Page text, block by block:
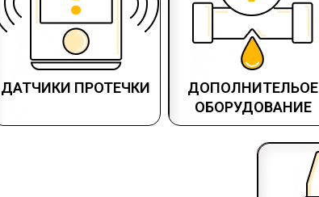
ДАТЧИКИ ПРОТЕЧКИ
ДОПОЛНИТЕЛЬОЕ
ОБОРУДОВАНИЕ